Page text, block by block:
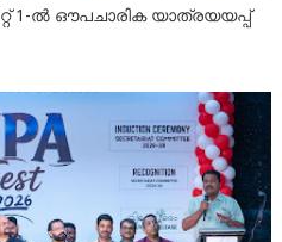
1-ൽ ഔപചാരിക യാത്രയയപ്പ്